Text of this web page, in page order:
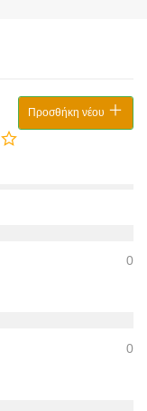
Προσθήκη νέου
0
0